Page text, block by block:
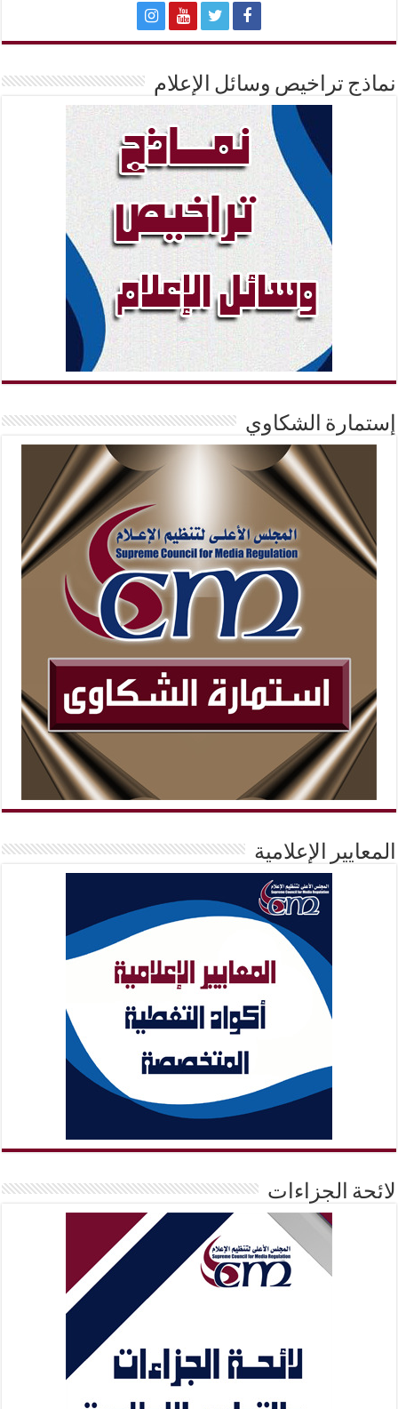
نماذج تراخيص وسائل الإعلام
إستمارة الشكاوي
المعايير الإعلامية
لائحة الجزاءات